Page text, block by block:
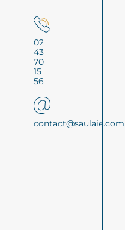
02
43
70
15
56
contact@saulaie.com